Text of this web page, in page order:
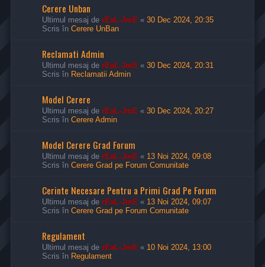
Cerere Unban
Ultimul mesaj de rEaL-JmE « 30 Dec 2024, 20:35
Scris în Cerere UnBan
Reclamati Admin
Ultimul mesaj de rEaL-JmE « 30 Dec 2024, 20:31
Scris în Reclamatii Admin
Model Cerere
Ultimul mesaj de rEaL-JmE « 30 Dec 2024, 20:27
Scris în Cerere Admin
Model Cerere Grad Forum
Ultimul mesaj de rEaL-JmE « 13 Noi 2024, 09:08
Scris în Cerere Grad pe Forum Comunitate
Cerinte Necesare Pentru a Primi Grad Pe Forum
Ultimul mesaj de rEaL-JmE « 13 Noi 2024, 09:07
Scris în Cerere Grad pe Forum Comunitate
Regulament
Ultimul mesaj de rEaL-JmE « 10 Noi 2024, 13:00
Scris în Regulament